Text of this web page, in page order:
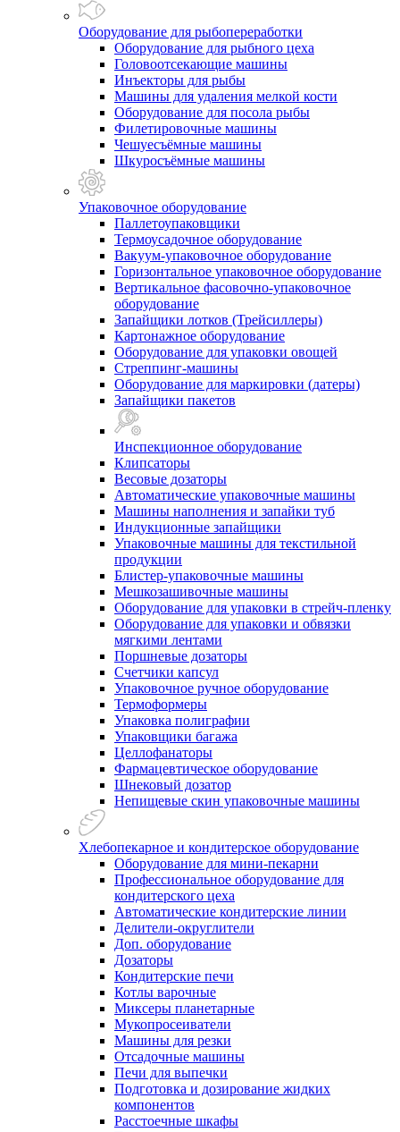
Оборудование для рыбопереработки
Оборудование для рыбного цеха
Головоотсекающие машины
Инъекторы для рыбы
Машины для удаления мелкой кости
Оборудование для посола рыбы
Филетировочные машины
Чешуесъёмные машины
Шкуросъёмные машины
Упаковочное оборудование
Паллетоупаковщики
Термоусадочное оборудование
Вакуум-упаковочное оборудование
Горизонтальное упаковочное оборудование
Вертикальное фасовочно-упаковочное
оборудование
Запайщики лотков (Трейсиллеры)
Картонажное оборудование
Оборудование для упаковки овощей
Стреппинг-машины
Оборудование для маркировки (датеры)
Запайщики пакетов
Инспекционное оборудование
Клипсаторы
Весовые дозаторы
Автоматические упаковочные машины
Машины наполнения и запайки туб
Индукционные запайщики
Упаковочные машины для текстильной
продукции
Блистер-упаковочные машины
Мешкозашивочные машины
Оборудование для упаковки в стрейч-пленку
Оборудование для упаковки и обвязки
мягкими лентами
Поршневые дозаторы
Счетчики капсул
Упаковочное ручное оборудование
Термоформеры
Упаковка полиграфии
Упаковщики багажа
Целлофанаторы
Фармацевтическое оборудование
Шнековый дозатор
Непищевые скин упаковочные машины
Хлебопекарное и кондитерское оборудование
Оборудование для мини-пекарни
Профессиональное оборудование для
кондитерского цеха
Автоматические кондитерские линии
Делители-округлители
Доп. оборудование
Дозаторы
Кондитерские печи
Котлы варочные
Миксеры планетарные
Мукопросеиватели
Машины для резки
Отсадочные машины
Печи для выпечки
Подготовка и дозирование жидких
компонентов
Расстоечные шкафы